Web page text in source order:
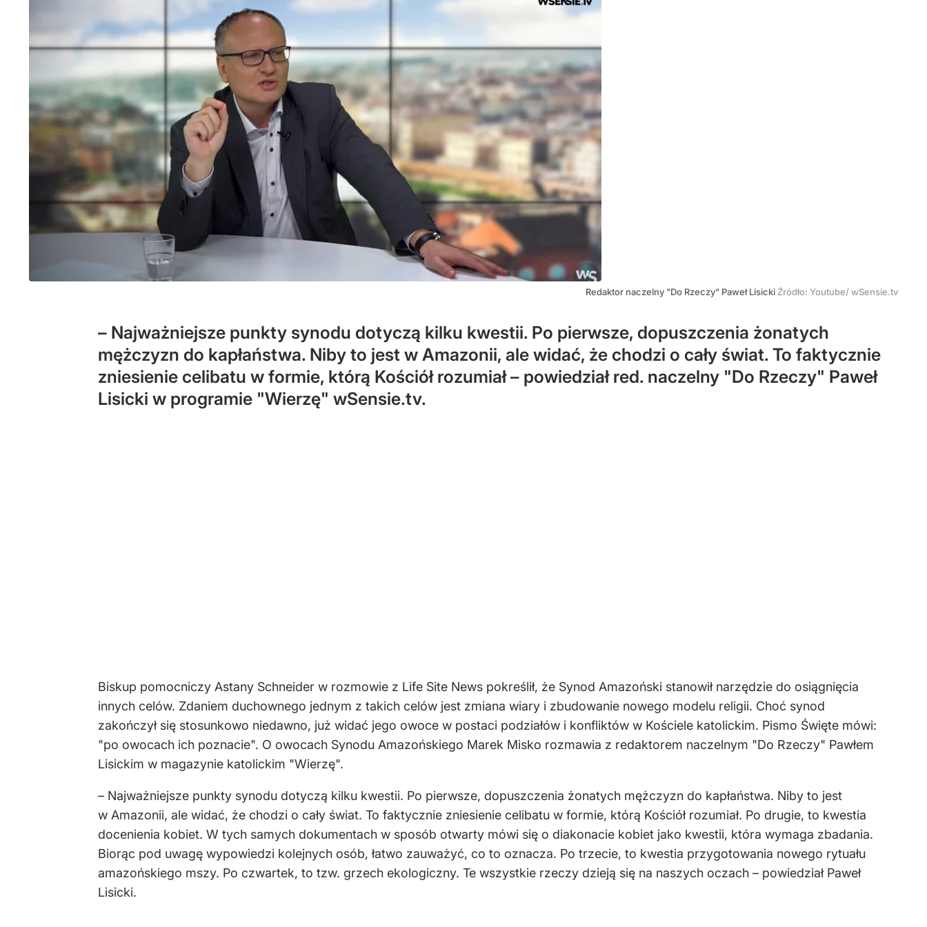
Redaktor naczelny "Do Rzeczy" Paweł Lisicki Źródło: Youtube/ wSensie.tv
– Najważniejsze punkty synodu dotyczą kilku kwestii. Po pierwsze, dopuszczenia żonatych
mężczyzn do kapłaństwa. Niby to jest w Amazonii, ale widać, że chodzi o cały świat. To faktycznie
zniesienie celibatu w formie, którą Kościół rozumiał – powiedział red. naczelny "Do Rzeczy" Paweł
Lisicki w programie "Wierzę" wSensie.tv.
Biskup pomocniczy Astany Schneider w rozmowie z Life Site News pokreślił, że Synod Amazoński stanowił narzędzie do osiągnięcia
innych celów. Zdaniem duchownego jednym z takich celów jest zmiana wiary i zbudowanie nowego modelu religii. Choć synod
zakończył się stosunkowo niedawno, już widać jego owoce w postaci podziałów i konfliktów w Kościele katolickim. Pismo Święte mówi:
"po owocach ich poznacie". O owocach Synodu Amazońskiego Marek Misko rozmawia z redaktorem naczelnym "Do Rzeczy" Pawłem
Lisickim w magazynie katolickim "Wierzę".
– Najważniejsze punkty synodu dotyczą kilku kwestii. Po pierwsze, dopuszczenia żonatych mężczyzn do kapłaństwa. Niby to jest
w Amazonii, ale widać, że chodzi o cały świat. To faktycznie zniesienie celibatu w formie, którą Kościół rozumiał. Po drugie, to kwestia
docenienia kobiet. W tych samych dokumentach w sposób otwarty mówi się o diakonacie kobiet jako kwestii, która wymaga zbadania.
Biorąc pod uwagę wypowiedzi kolejnych osób, łatwo zauważyć, co to oznacza. Po trzecie, to kwestia przygotowania nowego rytuału
amazońskiego mszy. Po czwartek, to tzw. grzech ekologiczny. Te wszystkie rzeczy dzieją się na naszych oczach – powiedział Paweł
Lisicki.